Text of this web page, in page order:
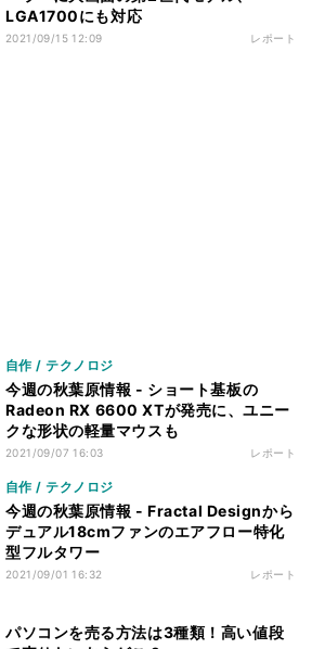
LGA1700にも対応
2021/09/15 12:09 レポート
自作 / テクノロジ
今週の秋葉原情報 - ショート基板の
Radeon RX 6600 XTが発売に、ユニー
クな形状の軽量マウスも
2021/09/07 16:03 レポート
自作 / テクノロジ
今週の秋葉原情報 - Fractal Designから
デュアル18cmファンのエアフロー特化
型フルタワー
2021/09/01 16:32 レポート
パソコンを売る方法は3種類！高い値段